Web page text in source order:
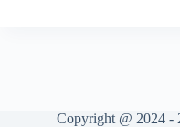
Copyright @ 2024 -